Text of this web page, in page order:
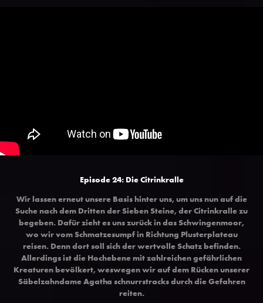
Episode 24: Die Citrinkralle
Wir lassen erneut unsere Basis hinter uns, um uns nun auf die
Suche nach dem Dritten der Sieben Steine, der Citrinkralle zu
begeben. Dafür zieht es uns zurück in das Schwingenmoor,
wo wir vom Schmatzesumpf in Richtung Plusterplateau
reisen. Denn dort soll sich der wertvolle Schatz befinden.
Allerdings ist die Hochebene mit zahlreichen gefährlichen
Kreaturen bevölkert, weswegen wir auf dem Rücken unserer
Säbelzahndame Agatha schnurrstracks durch die Gefahren
reiten.